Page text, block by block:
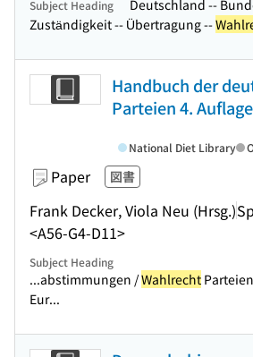
Subject Heading
Deutschland --
Zuständigkeit -- Übertragung --
Handbuch der
Parteien 4.
Paper 図書
Frank Decker, Viola Neu (Hrsg.)
<A56-G4-D11>
National Diet Library
Subject Heading
...abstimmungen /Wahlrecht
Eur...